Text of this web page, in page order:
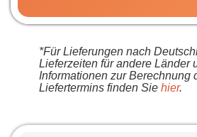
*Für Lieferungen nach
Lieferzeiten für andere Länder
Informationen zur Berechnung
Liefertermins finden Sie hier.